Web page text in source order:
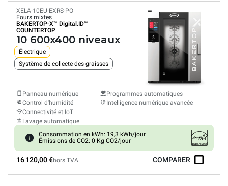
XELA-10EU-EXRS-PO
Fours mixtes
BAKERTOP-X™ Digital.ID™
COUNTERTOP
10 600x400 niveaux
Électrique
Système de collecte des graisses
Panneau numérique
Control d'humidité
Connectivité et IoT
Lavage automatique
Programmes automatiques
Intelligence numérique avancée
Consommation en kWh: 19,3 kWh/jour
Émissions de CO2: 0 Kg CO2/jour
16 120,00 €hors TVA COMPARER